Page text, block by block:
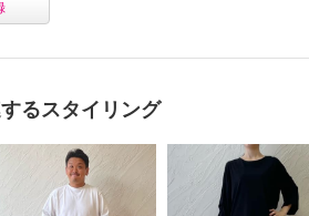
るスタイリング